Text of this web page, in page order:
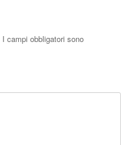
I campi obbligatori sono